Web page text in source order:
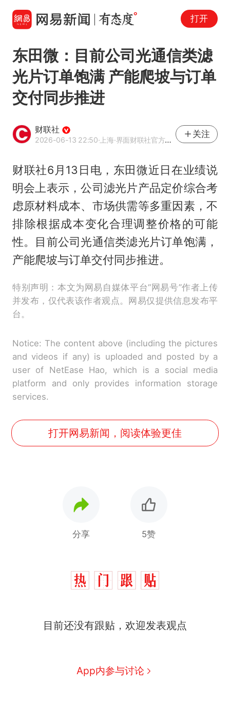
打开
东田微：目前公司光通信类滤
光片订单饱满 产能爬坡与订单
交付同步推进
财联社
2026-06-13 22:50·上海·界面财联社官方账号
关注
财联社6月13日电，东田微近日在业绩说
明会上表示，公司滤光片产品定价综合考
虑原材料成本、市场供需等多重因素，不
排除根据成本变化合理调整价格的可能
性。目前公司光通信类滤光片订单饱满，
产能爬坡与订单交付同步推进。
特别声明：本文为网易自媒体平台“网易号”作者上传
并发布，仅代表该作者观点。网易仅提供信息发布平
台。
Notice: The content above (including the pictures
and videos if any) is uploaded and posted by a
user of NetEase Hao, which is a social media
platform and only provides information storage
services.
打开网易新闻，阅读体验更佳
分享 5赞
目前还没有跟贴，欢迎发表观点
App内参与讨论
因老师一句“跟我回家”改写了
人生
新
制裁瓜子饺子，美国怕什
号，仅凭视频评出？中国烹饪
140多朵
美国渔民钓获鲨鱼徒手将其拽